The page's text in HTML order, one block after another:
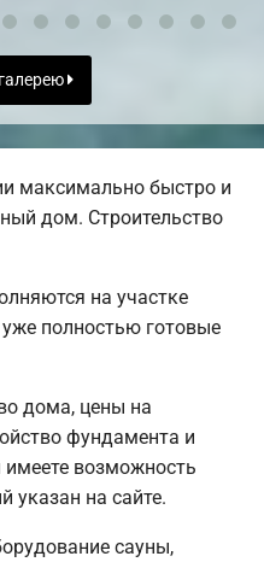
максимально быстро и
дом. Строительство
на участке
полностью готовые
дома, цены на
фундамента и
возможность
указан на сайте.
сауны,